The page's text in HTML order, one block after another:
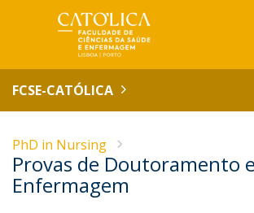
FCSE-CATÓLICA
PhD in Nursing
Provas de Doutoramento
Enfermagem